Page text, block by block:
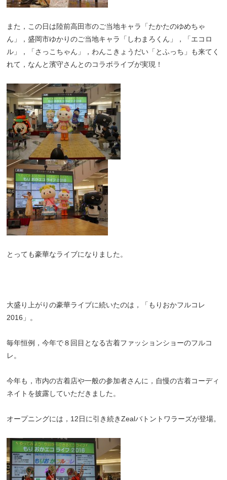
また，この日は陸前高田市のご当地キャラ「たかたのゆめちゃ
ん」，盛岡市ゆかりのご当地キャラ「しわまろくん」，「エコロ
ル」，「さっこちゃん」，わんこきょうだい「とふっち」も来てく
れて，なんと濱守さんとのコラボライブが実現！
とっても豪華なライブになりました。
大盛り上がりの豪華ライブに続いたのは，「もりおかフルコレ
2016」。
毎年恒例，今年で８回目となる古着ファッションショーのフルコ
レ。
今年も，市内の古着店や一般の参加者さんに，自慢の古着コーディ
ネイトを披露していただきました。
オープニングには，12日に引き続きZealバトントワラーズが登場。